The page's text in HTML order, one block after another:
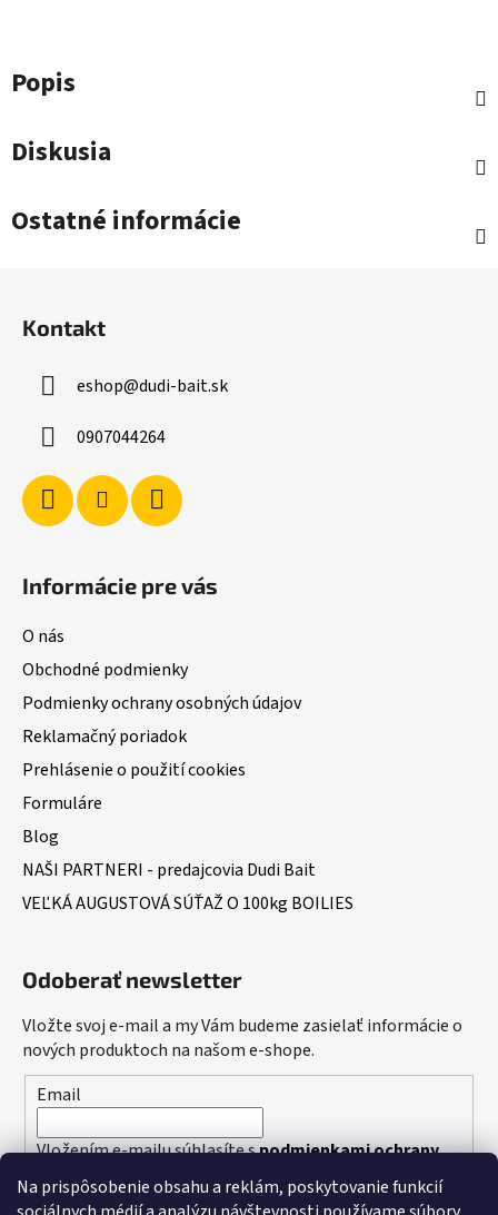
Na prispôsobenie obsahu a reklám, poskytovanie funkcií
Popis
Diskusia
Ostatné informácie
Kontakt
eshop@dudi-bait.sk
0907044264
Informácie pre vás
O nás
Obchodné podmienky
Podmienky ochrany osobných údajov
Reklamačný poriadok
Prehlásenie o použití cookies
Formuláre
Blog
NAŠI PARTNERI - predajcovia Dudi Bait
VEĽKÁ AUGUSTOVÁ SÚŤAŽ O 100kg BOILIES
Odoberať newsletter
Vložte svoj e-mail a my Vám budeme zasielať informácie o
nových produktoch na našom e-shope.
Email
Vložením e-mailu súhlasíte spodmienkami ochrany
osobných údajov